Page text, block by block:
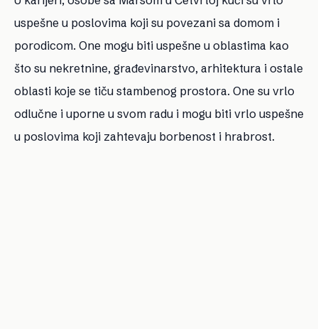
uspešne u poslovima koji su povezani sa domom i
porodicom. One mogu biti uspešne u oblastima kao
što su nekretnine, građevinarstvo, arhitektura i ostale
oblasti koje se tiču stambenog prostora. One su vrlo
odlučne i uporne u svom radu i mogu biti vrlo uspešne
u poslovima koji zahtevaju borbenost i hrabrost.